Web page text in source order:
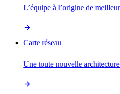
L’équipe à l’origine de
Carte réseau
Une toute nouvelle